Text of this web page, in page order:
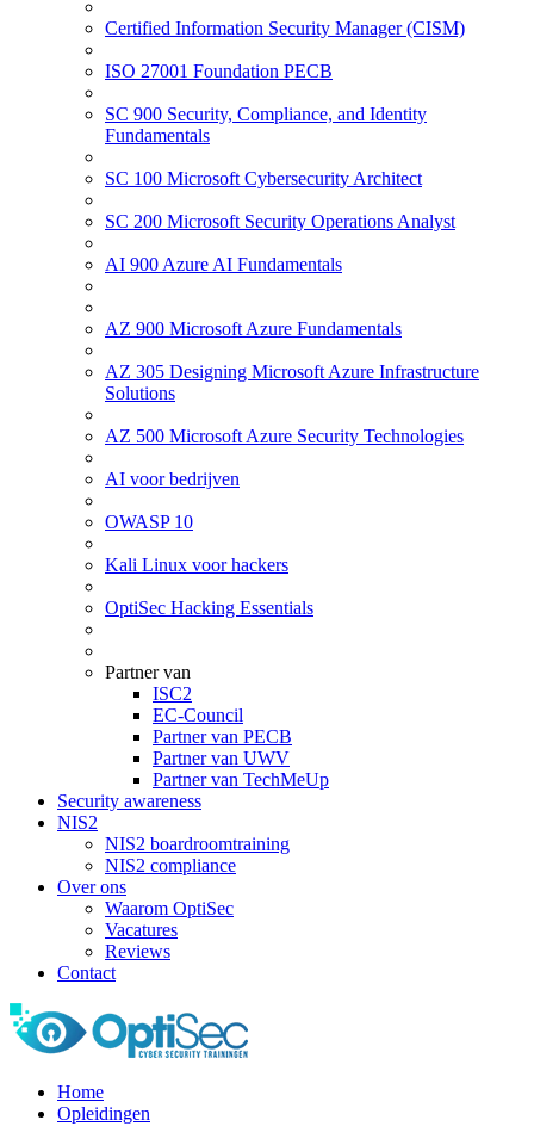
Certified Information Security Manager (CISM)
ISO 27001 Foundation PECB
SC 900 Security, Compliance, and Identity
Fundamentals
SC 100 Microsoft Cybersecurity Architect
SC 200 Microsoft Security Operations Analyst
AI 900 Azure AI Fundamentals
AZ 900 Microsoft Azure Fundamentals
AZ 305 Designing Microsoft Azure Infrastructure
Solutions
AZ 500 Microsoft Azure Security Technologies
AI voor bedrijven
OWASP 10
Kali Linux voor hackers
OptiSec Hacking Essentials
Partner van
ISC2
EC-Council
Partner van PECB
Partner van UWV
Partner van TechMeUp
Security awareness
NIS2
NIS2 boardroomtraining
NIS2 compliance
Over ons
Waarom OptiSec
Vacatures
Reviews
Contact
Home
Opleidingen